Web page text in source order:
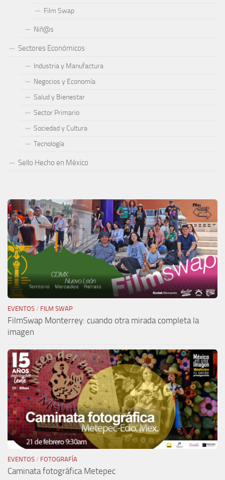
Film Swap
Niñ@s
Sectores Económicos
Industria y Manufactura
Negocios y Economía
Salud y Bienestar
Sector Primario
Sociedad y Cultura
Tecnología
Sello Hecho en México
EVENTOS / FILM SWAP
FilmSwap Monterrey: cuando otra mirada completa la
imagen
EVENTOS / FOTOGRAFÍA
Caminata fotográfica Metepec